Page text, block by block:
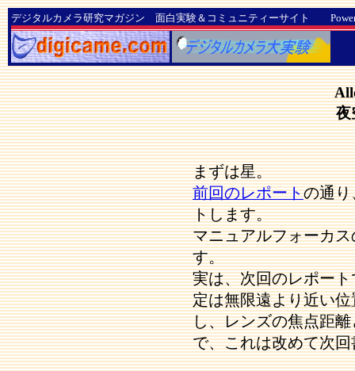
デジタルカメラ研究マガジン 面白実験＆コミュニティーサイト
夜
まずは星。
前回のレポートの通り
トします。
マニュアルフォーカ
す。
実は、次回のレポー
定は無限遠より近い
し、レンズの焦点距
で、これは改めて次